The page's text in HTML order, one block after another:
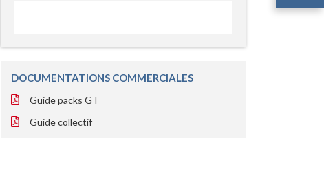
DOCUMENTATIONS COMMERCIALES
Guide packs GT
Guide collectif